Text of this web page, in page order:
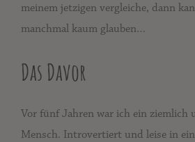
meinem jetzigen vergleiche, dann
manchmal kaum glauben…
Das Davor
Vor fünf Jahren war ich ein ziemlich
Mensch. Introvertiert und leise in